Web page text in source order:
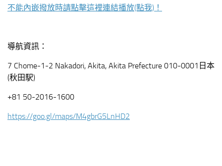
不能內嵌撥放時請點擊這裡連結播放(點我)！
導航資訊：
7 Chome-1-2 Nakadori, Akita, Akita Prefecture 010-0001日本
(秋田駅)
+81 50-2016-1600
https://goo.gl/maps/M4gbrG5LnHD2